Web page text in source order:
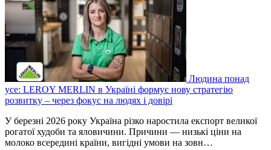
Людина понад
усе: LEROY MERLIN в Україні формує нову стратегію
розвитку – через фокус на людях і довірі
У березні 2026 року Україна різко наростила експорт великої
рогатої худоби та яловичини. Причини — низькі ціни на
молоко всередині країни, вигідні умови на зовн…